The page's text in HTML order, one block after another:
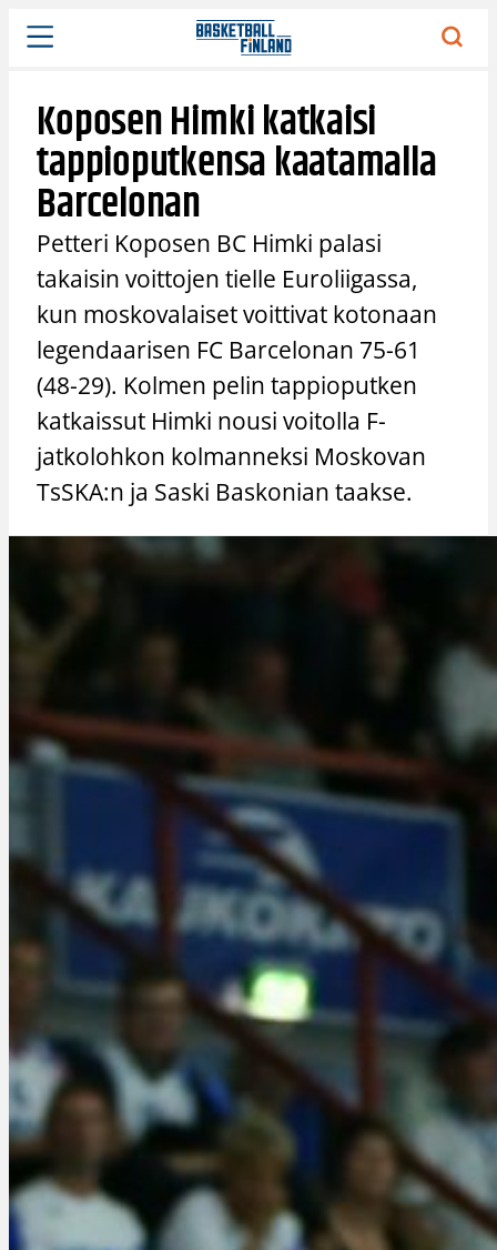
Siirry
sisältöön
Koposen Himki katkaisi
tappioputkensa kaatamalla
Barcelonan
Petteri Koposen BC Himki palasi
takaisin voittojen tielle Euroliigassa,
kun moskovalaiset voittivat kotonaan
legendaarisen FC Barcelonan 75-61
(48-29). Kolmen pelin tappioputken
katkaissut Himki nousi voitolla F-
jatkolohkon kolmanneksi Moskovan
TsSKA:n ja Saski Baskonian taakse.